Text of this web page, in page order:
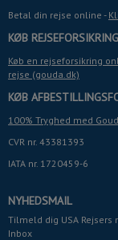
Betal din rejse online -
KØB
Køb en rejseforsikring
rejse (gouda.dk)
KØB
100% Tryghed med
CVR nr. 43381393
IATA nr. 1720459-6
NYHEDSMAIL
Tilmeld dig USA
Inbox